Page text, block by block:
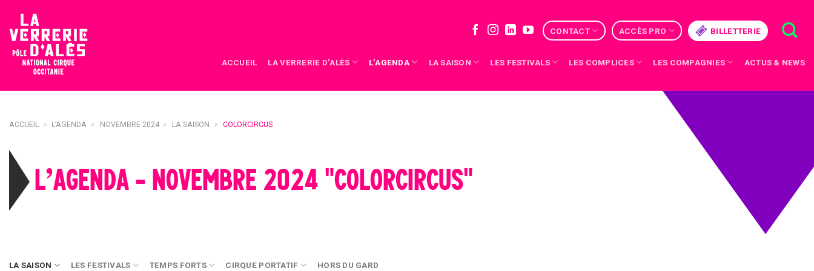
content
CONTACT ACCÈS PRO BILLETTERIE
ACCUEIL LA VERRERIE D’ALÈS L’AGENDA LA SAISON LES FESTIVALS LES COMPLICES LES COMPAGNIES ACTUS & NEWS
ACCUEIL > L’AGENDA > NOVEMBRE 2024 > LA SAISON > COLORCIRCUS
L’AGENDA - NOVEMBRE 2024 "COLORCIRCUS"
LA SAISON LES FESTIVALS TEMPS FORTS CIRQUE PORTATIF HORS DU GARD